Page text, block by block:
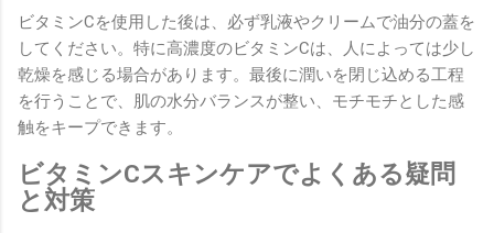
ビタミンCを使用した後は、必ず乳液やクリームで油分の蓋を
してください。特に高濃度のビタミンCは、人によっては少し
乾燥を感じる場合があります。最後に潤いを閉じ込める工程
を行うことで、肌の水分バランスが整い、モチモチとした感
触をキープできます。
ビタミンCスキンケアでよくある疑問
と対策